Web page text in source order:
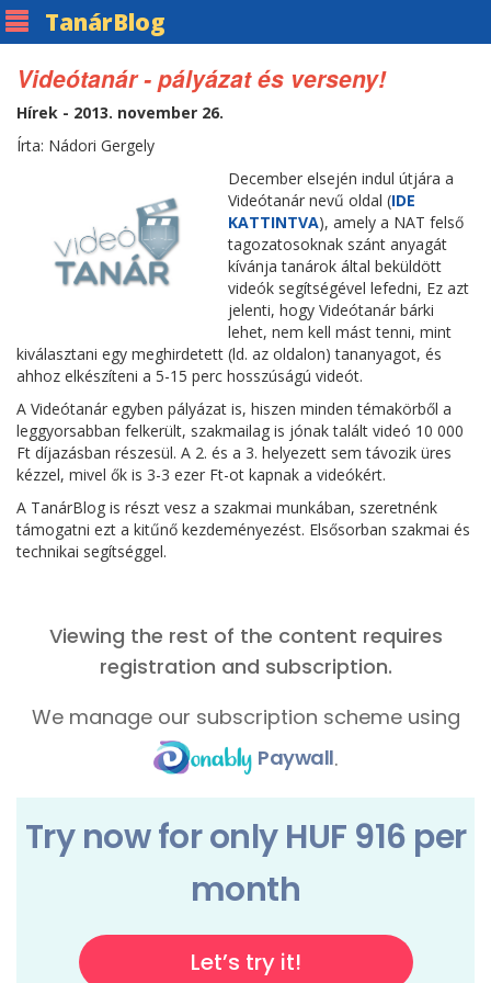
TanárBlog
Videótanár - pályázat és verseny!
Hírek - 2013. november 26.
Írta: Nádori Gergely
December elsején indul útjára a
Videótanár nevű oldal (IDE
KATTINTVA), amely a NAT felső
tagozatosoknak szánt anyagát
kívánja tanárok által beküldött
videók segítségével lefedni, Ez azt
jelenti, hogy Videótanár bárki
lehet, nem kell mást tenni, mint
kiválasztani egy meghirdetett (ld. az oldalon) tananyagot, és
ahhoz elkészíteni a 5-15 perc hosszúságú videót.
A Videótanár egyben pályázat is, hiszen minden témakörből a
leggyorsabban felkerült, szakmailag is jónak talált videó 10 000
Ft díjazásban részesül. A 2. és a 3. helyezett sem távozik üres
kézzel, mivel ők is 3-3 ezer Ft-ot kapnak a videókért.
A TanárBlog is részt vesz a szakmai munkában, szeretnénk
támogatni ezt a kitűnő kezdeményezést. Elsősorban szakmai és
technikai segítséggel.